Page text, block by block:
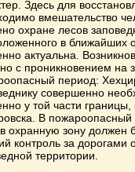
Здесь для
вмешательство
охране лесов
в ближайших
актуальна.
с проникновением
период:
совершенно
у той части
В пожароопасный
в охранную зону
контроль за
территории.